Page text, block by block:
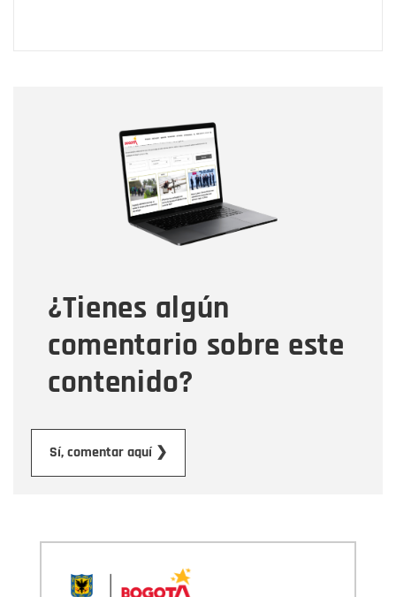
¿Tienes algún
comentario sobre este
contenido?
Sí, comentar aquí ❯
Correo electrónico
Tipo de comentario
Mensaje